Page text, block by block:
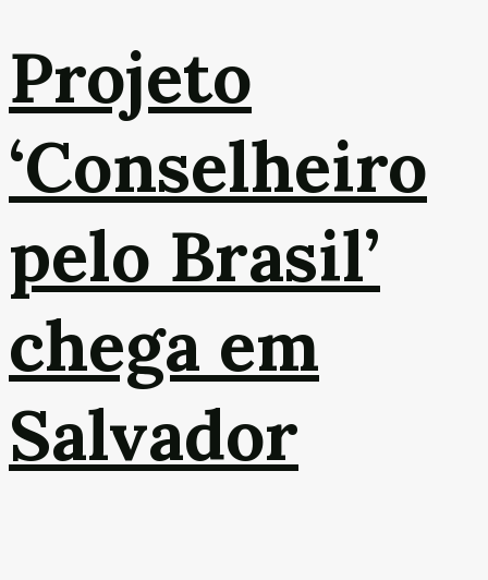
Projeto
‘Conselheiro
pelo Brasil’
chega em
Salvador